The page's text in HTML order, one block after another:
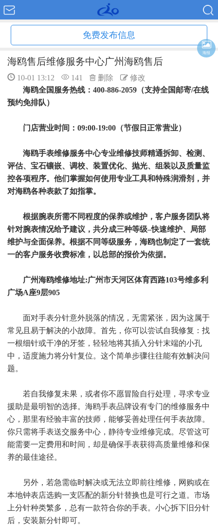
免费发布信息
海鸥售后维修服务中心广州海鸥售后
10-01 13:12 141 删除
修改
海鸥全国服务热线：400-886-2059（支持全国邮寄/在线
预约免排队）
门店营业时间：09:00-19:00（节假日正常营业）
海鸥手表维修服务中心专业维修技师精通拆卸、检测、
评估、宝石镶嵌、调校、装置优化、抛光、组装以及质量监
控各项程序。他们掌握如何使用专业工具和特殊润滑剂，并
对海鸥各种表款了如指掌。
根据腕表所需不同程度的保养或维护，客户服务团队将
针对腕表情况给予建议，共分成三种等级–快速维护、局部
维护与全面保养。根据不同等级服务，海鸥也制定了一套统
一的客户服务收费标准，以总部的报价为依据。
广州海鸥维修地址:广州市天河区体育西路103号维多利
广场A座9层905
面对手表分针意外脱落的情况，无需紧张，因为这属于
常见且易于解决的小故障。首先，你可以尝试自我修复：找
一根细针或干净的牙签，轻轻地将其插入分针末端的小孔
中，适度施力将分针复位。这个简单步骤往往能有效解决问
题。
若自我修复未果，或者你不愿冒险自行处理，寻求专业
援助是最明智的选择。海鸥手表品牌设有专门的维修服务中
心，那里有经验丰富的技师，能够妥善处理任何手表故障。
你只需将手表送交服务中心，静待专业维修完成。尽管这可
能需要一定费用和时间，却是确保手表获得高质量维修和保
养的最佳途径。
另外，若急需临时解决或无法立即前往维修，网购或在
本地钟表店选购一支匹配的新分针替换也是可行之道。市场
上分针种类繁多，总有一款符合你的手表。小心拆下旧分针
后，安装新分针即可。
海报